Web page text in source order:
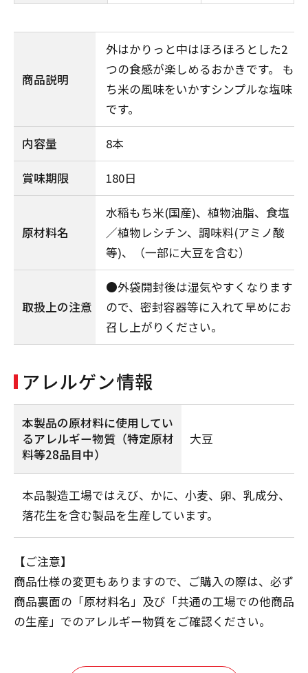
商品説明
外はかりっと中はほろほろとした2
つの食感が楽しめるおかきです。 も
ち米の風味をいかすシンプルな塩味
です。
内容量 8本
賞味期限 180日
原材料名
水稲もち米(国産)、植物油脂、食塩
／植物レシチン、調味料(アミノ酸
等)、（一部に大豆を含む）
取扱上の注意
●外袋開封後は湿気やすくなります
ので、密封容器等に入れて早めにお
召し上がりください。
アレルゲン情報
本製品の原材料に使用してい
るアレルギー物質（特定原材
料等28品目中）
大豆
本品製造工場ではえび、かに、小麦、卵、乳成分、
落花生を含む製品を生産しています。
【ご注意】
商品仕様の変更もありますので、ご購入の際は、必ず
商品裏面の「原材料名」及び「共通の工場での他商品
の生産」でのアレルギー物質をご確認ください。